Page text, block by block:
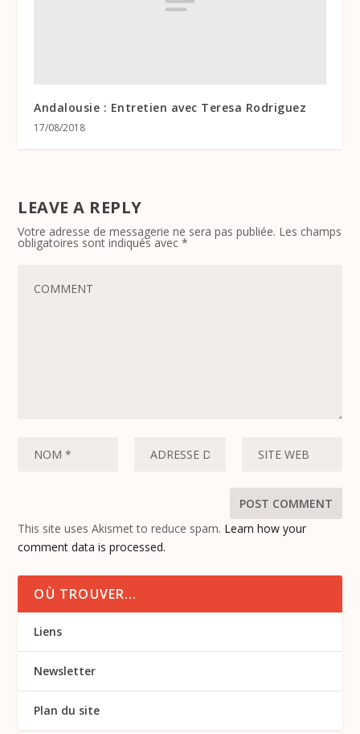
Andalousie : Entretien avec Teresa Rodriguez
17/08/2018
LEAVE A REPLY
Votre adresse de messagerie ne sera pas publiée. Les champs
obligatoires sont indiqués avec*
This site uses Akismet to reduce spam. Learn how your
comment data is processed.
OÙ TROUVER…
Liens
Newsletter
Plan du site